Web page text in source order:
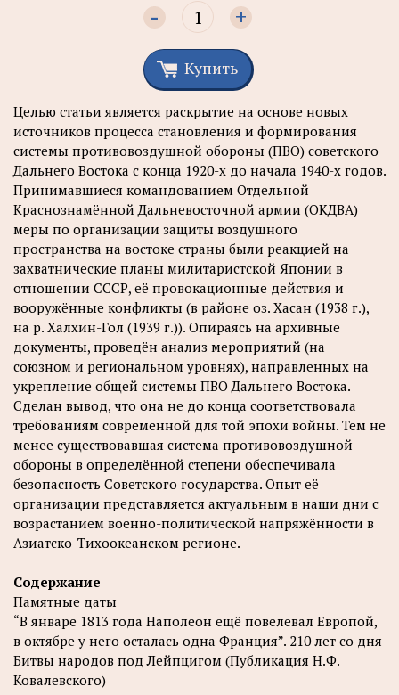
- +
Купить
Целью статьи является раскрытие на основе новых
источников процесса становления и формирования
системы противовоздушной обороны (ПВО) советского
Дальнего Востока с конца 1920-х до начала 1940-х годов.
Принимавшиеся командованием Отдельной
Краснознамённой Дальневосточной армии (ОКДВА)
меры по организации защиты воздушного
пространства на востоке страны были реакцией на
захватнические планы милитаристской Японии в
отношении СССР, её провокационные действия и
вооружённые конфликты (в районе оз. Хасан (1938 г.),
на р. Халхин-Гол (1939 г.)). Опираясь на архивные
документы, проведён анализ мероприятий (на
союзном и региональном уровнях), направленных на
укрепление общей системы ПВО Дальнего Востока.
Сделан вывод, что она не до конца соответствовала
требованиям современной для той эпохи войны. Тем не
менее существовавшая система противовоздушной
обороны в определённой степени обеспечивала
безопасность Советского государства. Опыт её
организации представляется актуальным в наши дни с
возрастанием военно-политической напряжённости в
Азиатско-Тихоокеанском регионе.
Содержание
Памятные даты
“В январе 1813 года Наполеон ещё повелевал Европой,
в октябре у него осталась одна Франция”. 210 лет со дня
Битвы народов под Лейпцигом (Публикация Н.Ф.
Ковалевского)